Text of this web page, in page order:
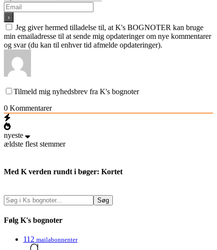
Jeg giver hermed tilladelse til, at K's BOGNOTER kan bruge
min emailadresse til at sende mig opdateringer om nye kommentarer
og svar (du kan til enhver tid afmelde opdateringer).
Tilmeld mig nyhedsbrev fra K's bognoter
0 Kommentarer
nyeste
ældste flest stemmer
Med K verden rundt i bøger: Kortet
Følg K's bognoter
112 mailabonnenter